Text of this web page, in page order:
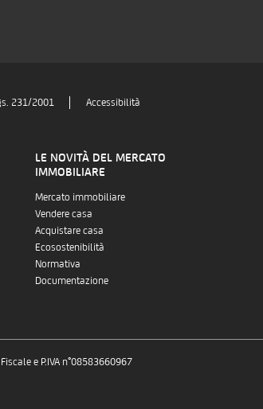
231/2001 Accessibilità
LE NOVITÀ DEL MERCATO
IMMOBILIARE
Mercato immobiliare
Vendere casa
Acquistare casa
Ecosostenibilità
Normativa
Documentazione
e P.IVA n°08583660967